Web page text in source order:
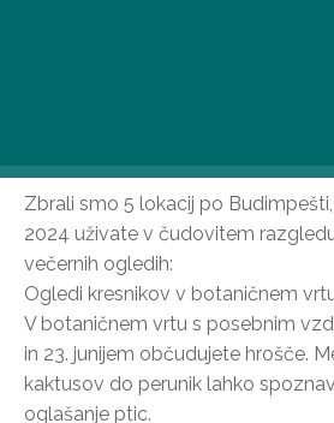
Zbrali smo 5 lokacij po
2024 uživate v čudovitem
večernih ogledih:
Ogledi kresnikov v botaničnem
V botaničnem vrtu s posebnim
in 23. junijem občudujete hrošče.
kaktusov do perunik lahko
oglašanje ptic.